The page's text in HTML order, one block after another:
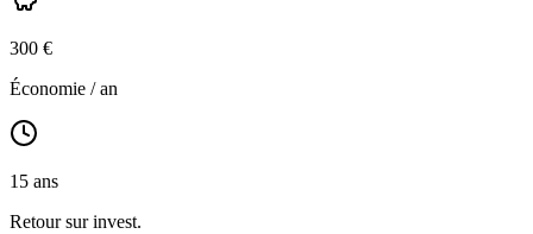
300 €
Économie / an
15 ans
Retour sur invest.